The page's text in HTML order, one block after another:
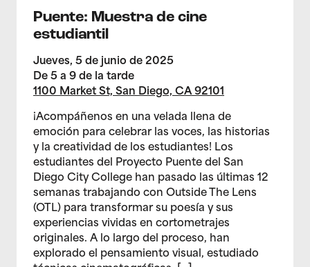
Puente: Muestra de cine
estudiantil
Jueves, 5 de junio de 2025
De 5 a 9 de la tarde
1100 Market St, San Diego, CA 92101
¡Acompáñenos en una velada llena de
emoción para celebrar las voces, las historias
y la creatividad de los estudiantes! Los
estudiantes del Proyecto Puente del San
Diego City College han pasado las últimas 12
semanas trabajando con Outside The Lens
(OTL) para transformar su poesía y sus
experiencias vividas en cortometrajes
originales. A lo largo del proceso, han
explorado el pensamiento visual, estudiado